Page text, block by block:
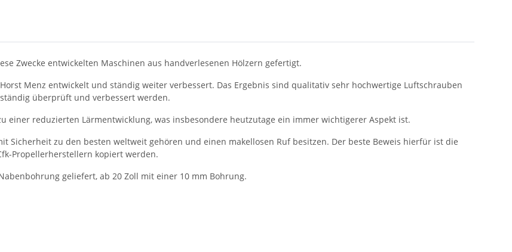
Zwecke entwickelten Maschinen aus handverlesenen Hölzern gefertigt.
Menz entwickelt und ständig weiter verbessert. Das Ergebnis sind qualitativ sehr hochwertige Luftschrauben
überprüft und verbessert werden.
einer reduzierten Lärmentwicklung, was insbesondere heutzutage ein immer wichtigerer Aspekt ist.
Sicherheit zu den besten weltweit gehören und einen makellosen Ruf besitzen. Der beste Beweis hierfür ist die
Propellerherstellern kopiert werden.
geliefert, ab 20 Zoll mit einer 10 mm Bohrung.